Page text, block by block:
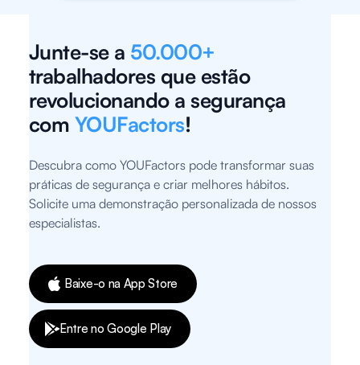
Junte-se a 50.000+
trabalhadores que estão
revolucionando a segurança
com YOUFactors!
Descubra como YOUFactors pode transformar suas
práticas de segurança e criar melhores hábitos.
Solicite uma demonstração personalizada de nossos
especialistas.
Baixe-o na App Store
Entre no Google Play